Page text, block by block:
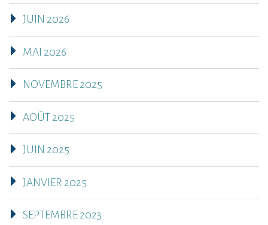
JUIN 2026
MAI 2026
NOVEMBRE 2025
AOÛT 2025
JUIN 2025
JANVIER 2025
SEPTEMBRE 2023